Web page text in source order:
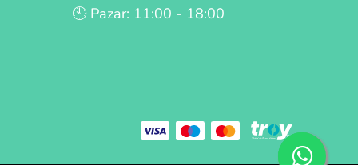
🕙 Pazar: 11:00 - 18:00